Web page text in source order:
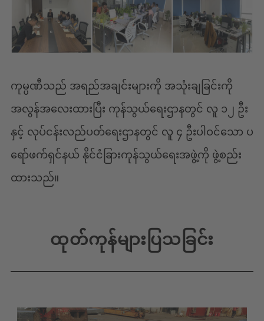
ကုမ္ပဏီသည် အရည်အချင်းများကို အသုံးချခြင်းကို
အလွန်အလေးထားပြီး ကုန်သွယ်ရေးဌာနတွင် လူ ၁၂ ဦး
နှင့် လုပ်ငန်းလည်ပတ်ရေးဌာနတွင် လူ ၄ ဦးပါဝင်သော ပ
ရော်ဖက်ရှင်နယ် နိုင်ငံခြားကုန်သွယ်ရေးအဖွဲ့ကို ဖွဲ့စည်း
ထားသည်။
ထုတ်ကုန်များပြသခြင်း